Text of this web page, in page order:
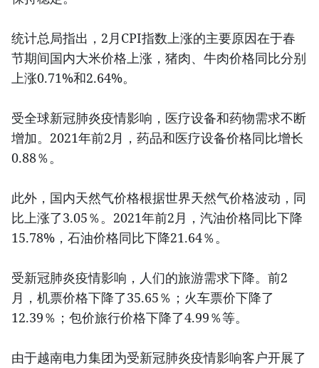
统计总局指出，2月CPI指数上涨的主要原因在于春
节期间国内大米价格上涨，猪肉、牛肉价格同比分别
上涨0.71%和2.64%。
受全球新冠肺炎疫情影响，医疗设备和药物需求不断
增加。2021年前2月，药品和医疗设备价格同比增长
0.88％。
此外，国内天然气价格根据世界天然气价格波动，同
比上涨了3.05％。2021年前2月，汽油价格同比下降
15.78%，石油价格同比下降21.64％。
受新冠肺炎疫情影响，人们的旅游需求下降。前2
月，机票价格下降了35.65％；火车票价下降了
12.39％；包价旅行价格下降了4.99％等。
由于越南电力集团为受新冠肺炎疫情影响客户开展了